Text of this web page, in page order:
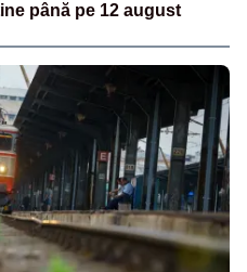
până pe 12 august